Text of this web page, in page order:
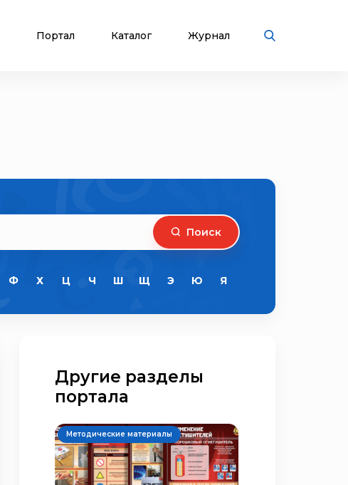
Портал Каталог Журнал
Поиск
Ф Х Ц Ч Ш Щ Э Ю Я
Другие разделы
портала
Методические материалы